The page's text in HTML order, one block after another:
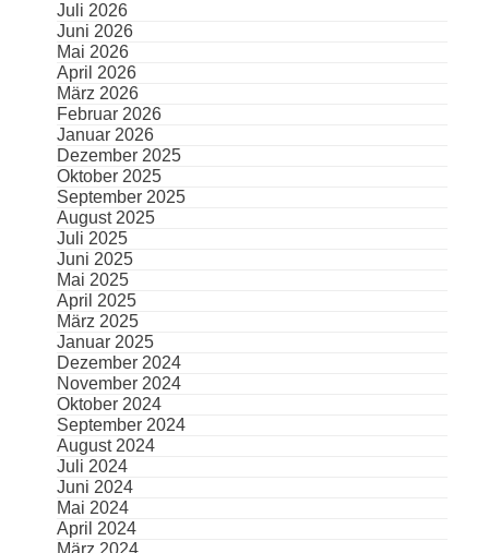
Juli 2026
Juni 2026
Mai 2026
April 2026
März 2026
Februar 2026
Januar 2026
Dezember 2025
Oktober 2025
September 2025
August 2025
Juli 2025
Juni 2025
Mai 2025
April 2025
März 2025
Januar 2025
Dezember 2024
November 2024
Oktober 2024
September 2024
August 2024
Juli 2024
Juni 2024
Mai 2024
April 2024